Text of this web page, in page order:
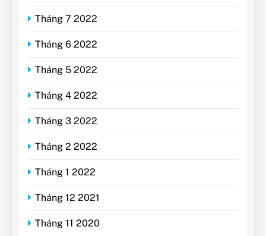
Tháng 7 2022
Tháng 6 2022
Tháng 5 2022
Tháng 4 2022
Tháng 3 2022
Tháng 2 2022
Tháng 1 2022
Tháng 12 2021
Tháng 11 2020